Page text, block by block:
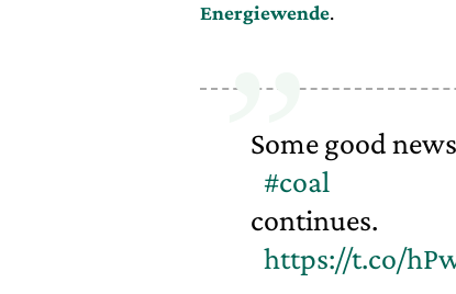
Energiewende.
Some good
#coal
continues.
https://t.co/